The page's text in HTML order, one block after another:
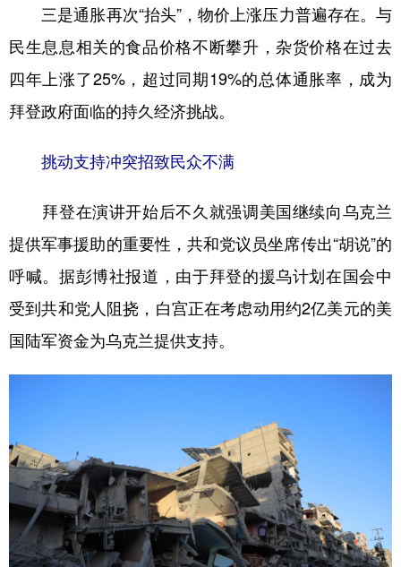
三是通胀再次“抬头”，物价上涨压力普遍存在。与
民生息息相关的食品价格不断攀升，杂货价格在过去
四年上涨了25%，超过同期19%的总体通胀率，成为
拜登政府面临的持久经济挑战。
挑动支持冲突招致民众不满
拜登在演讲开始后不久就强调美国继续向乌克兰
提供军事援助的重要性，共和党议员坐席传出“胡说”的
呼喊。据彭博社报道，由于拜登的援乌计划在国会中
受到共和党人阻挠，白宫正在考虑动用约2亿美元的美
国陆军资金为乌克兰提供支持。